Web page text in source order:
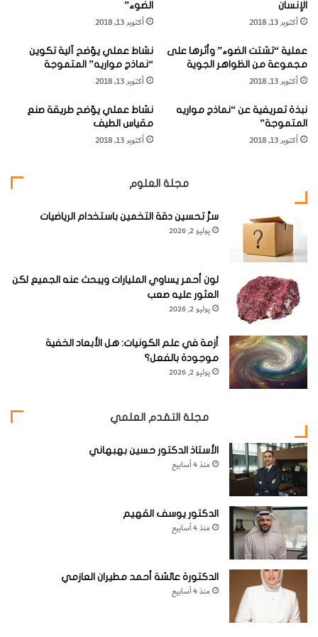
لقد تم إبطاء دورة القمر بفعل حركة الأرض حتى يحافظ القمر على
نفس الجانب المواجه للأرض. غير أن القمر لا يحافظ على نفس
الجانب بالنسبة للشمس بحيث تبقى ظروف النهار والليل نفسها
في كل نصف من الكرة الأرضية.
بالنسبة لراصد للجانب القريب للقمر، فإن الأرض تبدو وكأنها
ومدار القمر ليس دائرياً، فهو يتحرك بأقصى سرعة حين يكون
قريباً من الأرض، إن موقعه في المدار ودورانه المحوري يصبحان
غير اعتياديين. ولهذا فإن القمر يبدو وكأنه يتأرجح بشكل طفيف
بحيث يسمح للراصدين بمشاهدة ما وراء الحواف المتناوبة.
ة
ع
ى
ق
ط
ع
أ
ق
ا
ل
ا
ل
ش
ق
ي
م
ن
ح
ا
ل
ق
م
ر
الإنسان
أكتوبر 13, 2018
الضوء”
أكتوبر 13, 2018
عملية “تشتت الضوء” وأثرها على
مجموعة من الظواهر الجوية
أكتوبر 13, 2018
نشاط عملي يوّضح آلية تكوين
“نماذج مواريه” المتموجة
أكتوبر 13, 2018
نبذة تعريفية عن “نماذج مواريه
المتموجة”
أكتوبر 13, 2018
نشاط عملي يوّضح طريقة صنع
مقياس الطيف
أكتوبر 13, 2018
مجلة العلوم
سرُّ تحسين دقة التخمين باستخدام الرياضيات
يوليو 2, 2026
لون أحمر يساوي المليارات ويبحث عنه الجميع لكن
العثور عليه صعب
يوليو 2, 2026
أزمة في علم الكونيات: هل الأبعاد الخفية
موجودة بالفعل؟
يوليو 2, 2026
مجلة التقدم العلمي
الأستاذ الدكتور حسين بهبهاني
منذ 4 أسابيع
الدكتور يوسف القهيم
منذ 4 أسابيع
الدكتورة عائشة أحمد مطيران العازمي
منذ 4 أسابيع